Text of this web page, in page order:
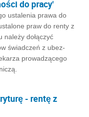
do pracy'
ustalenia prawa do
praw do renty z
należy dołączyć
świadczeń z ubez­
prowadzącego
- rentę z